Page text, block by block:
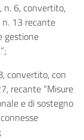
n. 6, convertito,
n. 13 recante
gestione
convertito, con
recante “Misure
e di sostegno